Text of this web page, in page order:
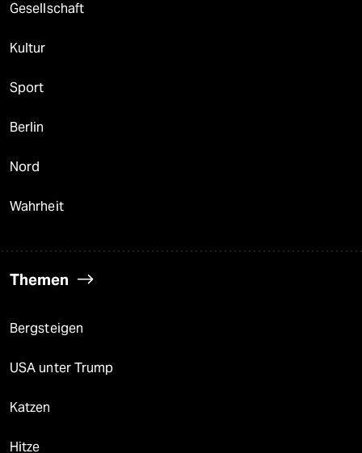
Gesellschaft
Kultur
Sport
Berlin
Nord
Wahrheit
Themen
Bergsteigen
USA unter Trump
Katzen
Hitze